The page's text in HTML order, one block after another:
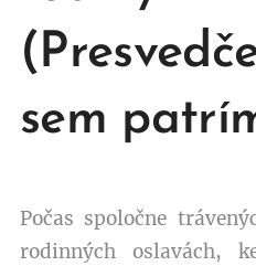
sem
Počas spoločne
rodinných oslavách,